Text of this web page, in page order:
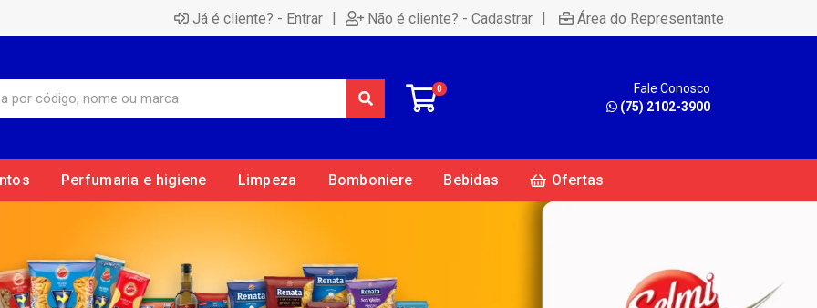
Já é cliente? - Entrar | Não é cliente? - Cadastrar | Área do Representante
0
Fale Conosco
(75) 2102-3900
Perfumaria e higiene Limpeza Bomboniere Bebidas Ofertas